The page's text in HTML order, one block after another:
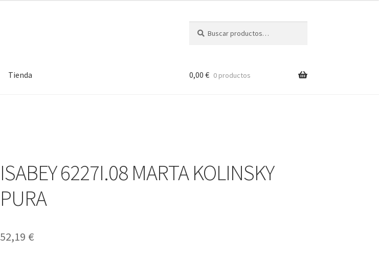
por:
Tienda 0,00 € 0 productos
ISABEY 6227I.08 MARTA KOLINSKY
PURA
52,19 €